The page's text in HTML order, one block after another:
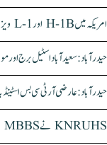
امریکہ میں H-1B اور L-1 ویزا ہولڈرز کے لیے بڑی راحت، اب ملک چھوڑے بغیر ویزا تجدید ممکن
حیدرآباد: سعیدآباد اسٹیل برج اور
حیدرآباد: عارضی آر ٹی سی بس
KNRUHS نے MBBS اور BDS داخلوں کا نوٹیفکیشن جاری کر دیا